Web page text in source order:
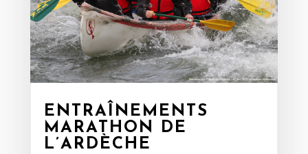
ENTRAÎNEMENTS
MARATHON DE
L’ARDÈCHE